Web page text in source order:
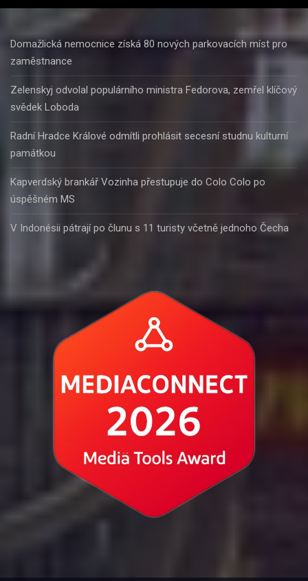
Domažlická nemocnice získá 80 nových parkovacích míst pro
zaměstnance
Zelenskyj odvolal populárního ministra Fedorova, zemřel klíčový
svědek Loboda
Radní Hradce Králové odmítli prohlásit secesní studnu kulturní
památkou
Kapverdský brankář Vozinha přestupuje do Colo Colo po
úspěšném MS
V Indonésii pátrají po člunu s 11 turisty včetně jednoho Čecha